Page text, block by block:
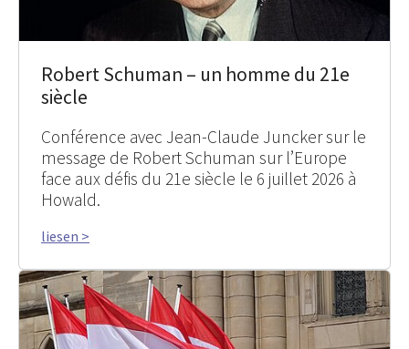
Robert Schuman – un homme du 21e
siècle
Conférence avec Jean-Claude Juncker sur le
message de Robert Schuman sur l’Europe
face aux défis du 21e siècle le 6 juillet 2026 à
Howald.
liesen >